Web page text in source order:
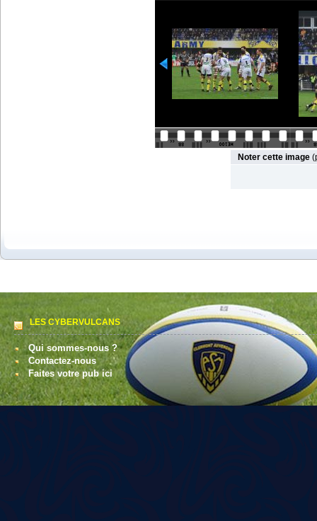
Noter cette image
LES CYBERVULCANS
Qui sommes-nous ?
Contactez-nous
Faites votre pub ici